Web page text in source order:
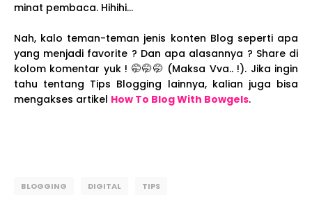
minat pembaca. Hihihi...
Nah, kalo teman-teman jenis konten Blog seperti apa
yang menjadi favorite ? Dan apa alasannya ? Share di
kolom komentar yuk ! 🤭🤭🤭 (Maksa Vva.. !). Jika ingin
tahu tentang Tips Blogging lainnya, kalian juga bisa
mengakses artikel How To Blog With Bowgels.
BLOGGING DIGITAL TIPS